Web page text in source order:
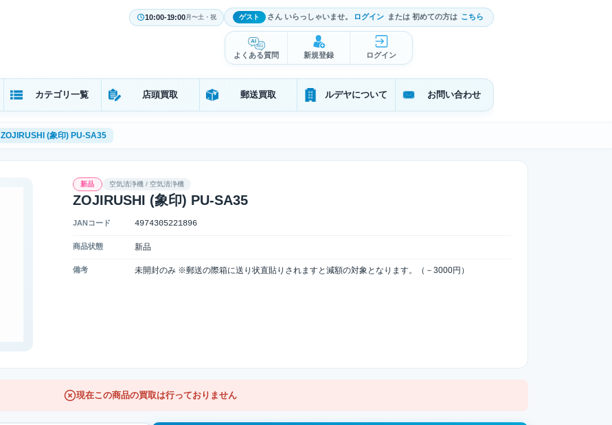
10:00-19:00月〜土・祝 ゲスト さん いらっしゃいませ。 ログイン または 初めての方は こちら
よくある質問 新規登録 ログイン
カテゴリ一覧 店頭買取 郵送買取 ルデヤについて お問い合わせ
ZOJIRUSHI (象印) PU-SA35
新品 空気清浄機 / 空気清浄機
ZOJIRUSHI (象印) PU-SA35
JANコード 4974305221896
商品状態 新品
備考 未開封のみ ※郵送の際箱に送り状直貼りされますと減額の対象となります。（－3000円）
現在この商品の買取は行っておりません